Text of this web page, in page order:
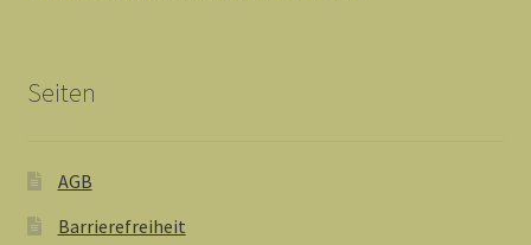
Seiten
AGB
Barrierefreiheit